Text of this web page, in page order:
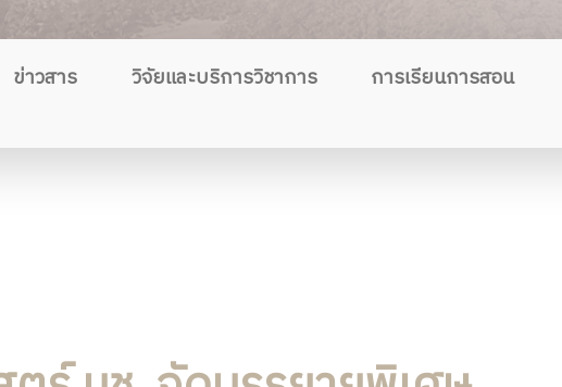
ข่าวสาร วิจัยและบริการวิชาการ การเรียนการสอน